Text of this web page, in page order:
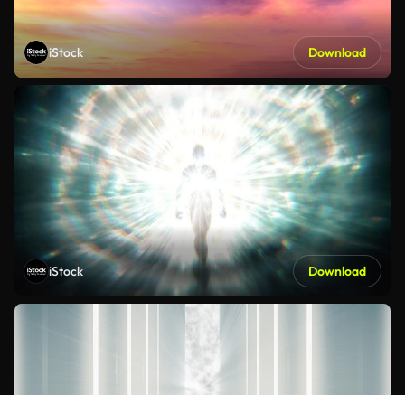
iStock Download
iStock Download